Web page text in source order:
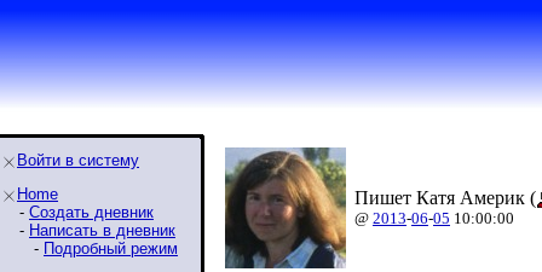
Войти в систему
Home
- Создать дневник
- Написать в дневник
- Подробный режим
Пишет Катя Америк (
@ 2013-06-05 10:00:00